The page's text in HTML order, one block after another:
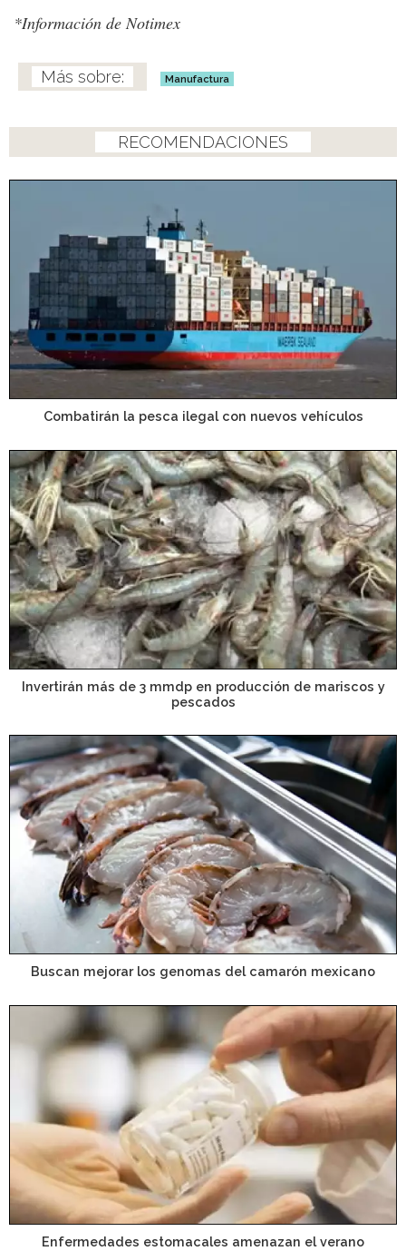
*Información de Notimex
Manufactura
RECOMENDACIONES
Combatirán la pesca ilegal con nuevos vehículos
Invertirán más de 3 mmdp en producción de mariscos y
pescados
Buscan mejorar los genomas del camarón mexicano
Enfermedades estomacales amenazan el verano